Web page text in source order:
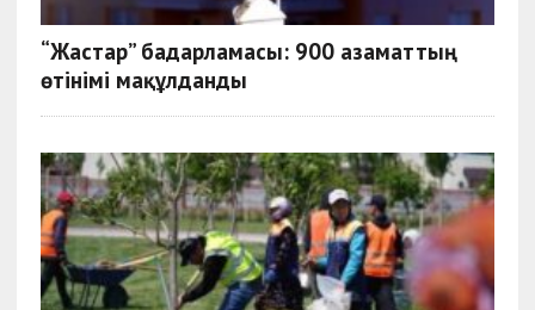
“Жастар” бағдарламасы: 900 азаматтың
өтінімі мақұлданды